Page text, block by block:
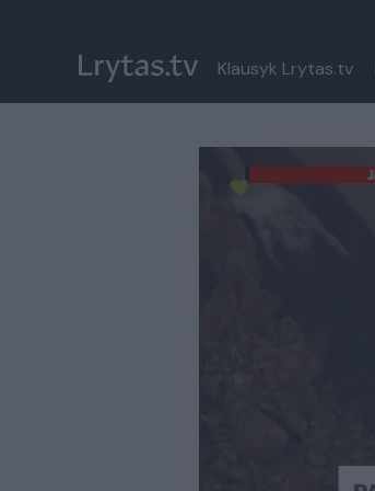
Klausyk Lrytas.tv
Paremkite Ukrainą